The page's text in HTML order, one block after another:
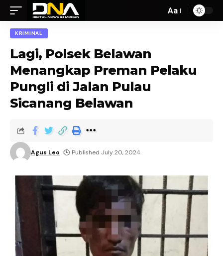
Aa
KRIMINAL
Lagi, Polsek Belawan
Menangkap Preman Pelaku
Pungli di Jalan Pulau
Sicanang Belawan
Agus Leo Published July 20, 2024